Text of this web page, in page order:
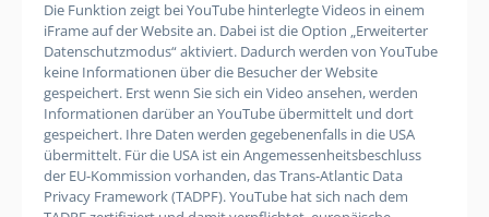
Die Funktion zeigt bei YouTube hinterlegte Videos in einem
iFrame auf der Website an. Dabei ist die Option „Erweiterter
Datenschutzmodus“ aktiviert. Dadurch werden von YouTube
keine Informationen über die Besucher der Website
gespeichert. Erst wenn Sie sich ein Video ansehen, werden
Informationen darüber an YouTube übermittelt und dort
gespeichert. Ihre Daten werden gegebenenfalls in die USA
übermittelt. Für die USA ist ein Angemessenheitsbeschluss
der EU-Kommission vorhanden, das Trans-Atlantic Data
Privacy Framework (TADPF). YouTube hat sich nach dem